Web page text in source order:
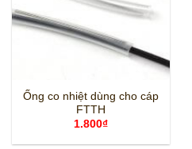
Ống co nhiệt dùng cho cáp
FTTH
1.800₫